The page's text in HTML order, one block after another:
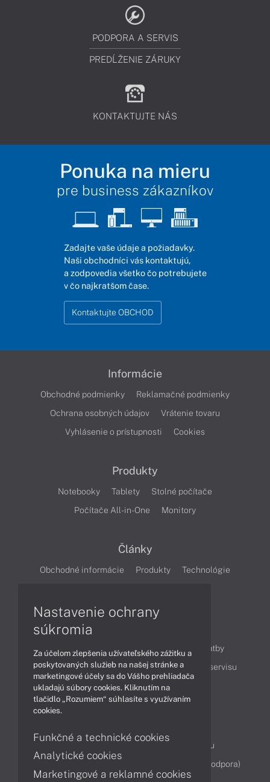
PODPORA A SERVIS
PREDĹŽENIE ZÁRUKY
KONTAKTUJTE NÁS
Ponuka na mieru
pre business zákazníkov
Zadajte vaše údaje a požiadavky.
Naši obchodníci vás kontaktujú,
a zodpovedia všetko čo potrebujete
v čo najkratšom čase.
Kontaktujte OBCHOD
Informácie
Obchodné podmienky
Reklamačné podmienky
Ochrana osobných údajov
Vrátenie tovaru
Vyhlásenie o prístupnosti
Cookies
Produkty
Notebooky Tablety
Stolné počítače
Počítače All-in-One
Monitory
Články
Obchodné informácie Produkty
Technológie
Ako nakupovať
Možnosti doručenia a platby
Podpora a servis
Servisné služby Cenník servisu
Kontakty
Reklamácia tovaru
Diagnostiky online
TeamViewer (vzdialená podpora)
Nastavenie ochrany
súkromia
Za účelom zlepšenia užívateľského zážitku a
poskytovaných služieb na našej stránke a
marketingové účely sa do Vášho prehliadača
ukladajú súbory cookies. Kliknutím na
tlačidlo „Rozumiem“ súhlasíte s využívaním
cookies.
Funkčné a technické cookies
Analytické cookies
Marketingové a reklamné cookies